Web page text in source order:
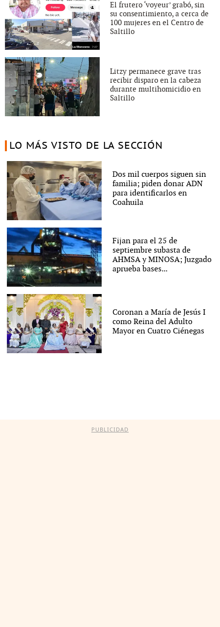
El frutero ‘voyeur’ grabó, sin
su consentimiento, a cerca de
100 mujeres en el Centro de
Saltillo
Litzy permanece grave tras
recibir disparo en la cabeza
durante multihomicidio en
Saltillo
LO MÁS VISTO DE LA SECCIÓN
Dos mil cuerpos siguen sin
familia; piden donar ADN
para identificarlos en
Coahuila
Fijan para el 25 de
septiembre subasta de
AHMSA y MINOSA; Juzgado
aprueba bases...
Coronan a María de Jesús I
como Reina del Adulto
Mayor en Cuatro Ciénegas
PUBLICIDAD